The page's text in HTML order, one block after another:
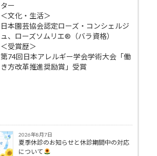
ター
＜文化・生活＞
日本園芸協会認定ローズ・コンシェルジ
ュ、ローズソムリエ®（バラ資格）
＜受賞歴＞
第74回日本アレルギー学会学術大会「働
き方改革推進奨励賞」受賞
2026年8月7日
夏季休診のお知らせと休診期間中の対応
について